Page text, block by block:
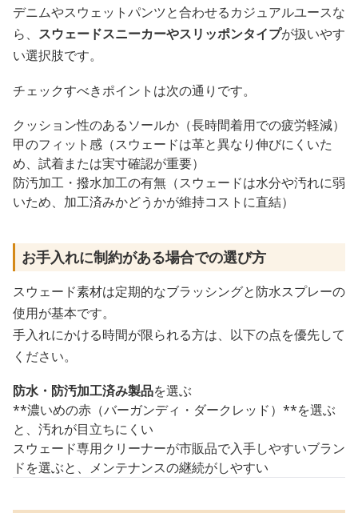
デニムやスウェットパンツと合わせるカジュアルユースな
ら、 スウェードスニーカーやスリッポンタイプが扱いやす
い選択肢です。
チェックすべきポイントは次の通りです。
クッション性のあるソールか（長時間着用での疲労軽減）
甲のフィット感（スウェードは革と異なり伸びにくいた
め、試着または実寸確認が重要）
防汚加工・撥水加工の有無（スウェードは水分や汚れに弱
いため、加工済みかどうかが維持コストに直結）
お手入れに制約がある場合での選び方
スウェード素材は定期的なブラッシングと防水スプレーの
使用が基本です。
手入れにかける時間が限られる方は、以下の点を優先して
ください。
防水・防汚加工済み製品を選ぶ
**濃いめの赤（バーガンディ・ダークレッド）**を選ぶ
と、汚れが目立ちにくい
スウェード専用クリーナーが市販品で入手しやすいブラン
ドを選ぶと、メンテナンスの継続がしやすい